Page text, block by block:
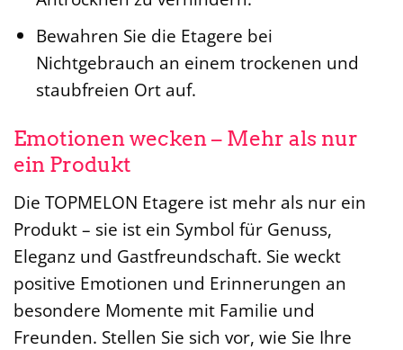
Bewahren Sie die Etagere bei
Nichtgebrauch an einem trockenen und
staubfreien Ort auf.
Emotionen wecken – Mehr als nur
ein Produkt
Die TOPMELON Etagere ist mehr als nur ein
Produkt – sie ist ein Symbol für Genuss,
Eleganz und Gastfreundschaft. Sie weckt
positive Emotionen und Erinnerungen an
besondere Momente mit Familie und
Freunden. Stellen Sie sich vor, wie Sie Ihre